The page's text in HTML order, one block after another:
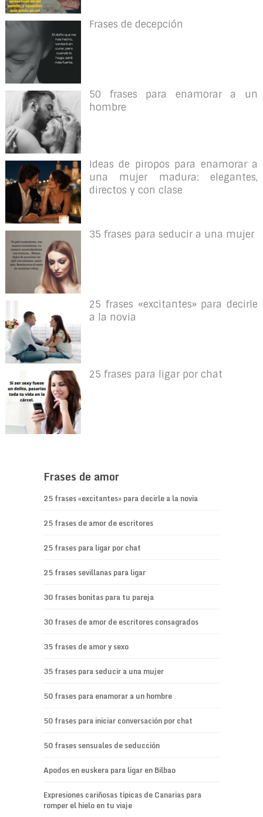
Frases de decepción
50 frases para enamorar a un
hombre
Ideas de piropos para enamorar a
una mujer madura: elegantes,
directos y con clase
35 frases para seducir a una mujer
25 frases «excitantes» para decirle
a la novia
25 frases para ligar por chat
Frases de amor
25 frases «excitantes» para decirle a la novia
25 frases de amor de escritores
25 frases para ligar por chat
25 frases sevillanas para ligar
30 frases bonitas para tu pareja
30 frases de amor de escritores consagrados
35 frases de amor y sexo
35 frases para seducir a una mujer
50 frases para enamorar a un hombre
50 frases para iniciar conversación por chat
50 frases sensuales de seducción
Apodos en euskera para ligar en Bilbao
Expresiones cariñosas típicas de Canarias para
romper el hielo en tu viaje